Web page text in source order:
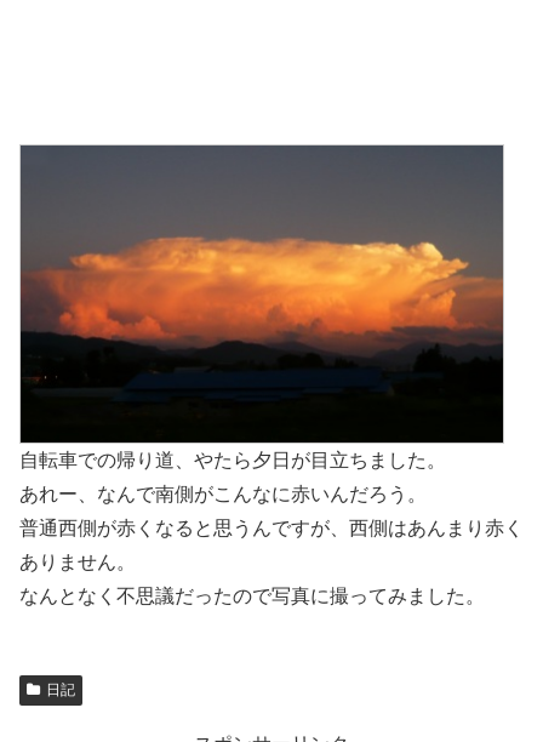
自転車での帰り道、やたら夕日が目立ちました。
あれー、なんで南側がこんなに赤いんだろう。
普通西側が赤くなると思うんですが、西側はあんまり赤く
ありません。
なんとなく不思議だったので写真に撮ってみました。
日記